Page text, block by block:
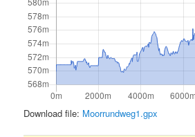
Download file: Moorrundweg1.gpx